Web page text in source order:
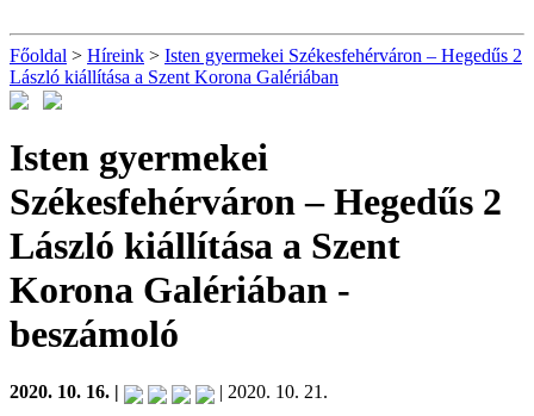
Főoldal > Híreink > Isten gyermekei Székesfehérváron – Hegedűs 2
László kiállítása a Szent Korona Galériában
Isten gyermekei
Székesfehérváron – Hegedűs 2
László kiállítása a Szent
Korona Galériában -
beszámoló
2020. 10. 16. | | 2020. 10. 21.